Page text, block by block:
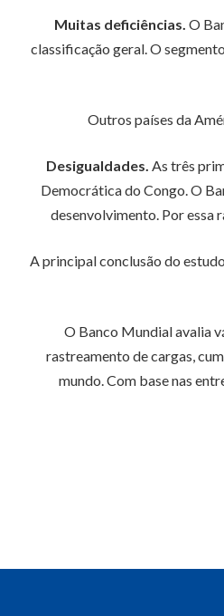
Muitas deficiências. O
classificação geral. O
Outros países da
Desigualdades. As três
Democrática do Congo. O
desenvolvimento. Por essa
A principal conclusão do
O Banco Mundial avalia
rastreamento de cargas,
mundo. Com base nas